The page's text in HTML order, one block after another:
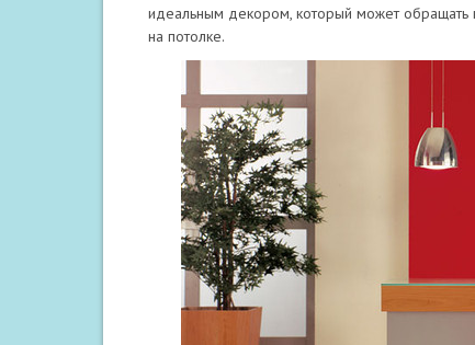
идеальным декором, который может обращать
на потолке.